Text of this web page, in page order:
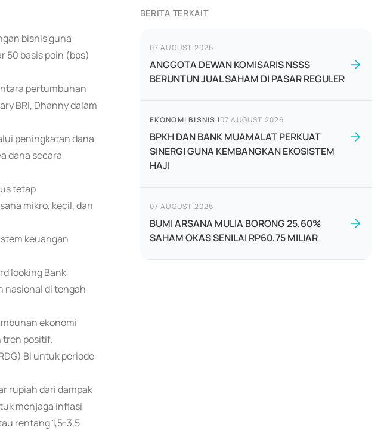
bisnis guna
50 basis poin (bps)
pertumbuhan
BRI, Dhanny dalam
peningkatan dana
dana secara
tetap
mikro, kecil, dan
keuangan
looking Bank
nasional di tengah
ekonomi
tren positif.
BI untuk periode
rupiah dari dampak
menjaga inflasi
rentang 1,5-3,5
BERITA TERKAIT
07 AUGUST 2026
ANGGOTA DEWAN KOMISARIS NSSS
BERUNTUN JUAL SAHAM DI PASAR REGULER
EKONOMI BISNIS |07 AUGUST 2026
BPKH DAN BANK MUAMALAT PERKUAT
SINERGI GUNA KEMBANGKAN EKOSISTEM
HAJI
07 AUGUST 2026
BUMI ARSANA MULIA BORONG 25,60%
SAHAM OKAS SENILAI RP60,75 MILIAR